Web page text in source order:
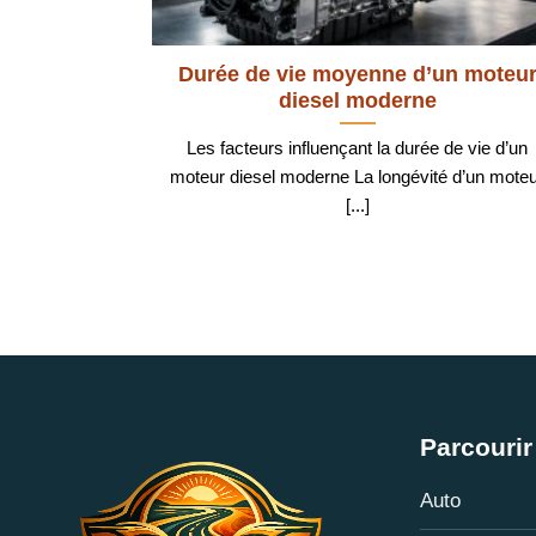
Durée de vie moyenne d’un moteur
diesel moderne
Les facteurs influençant la durée de vie d’un
moteur diesel moderne La longévité d’un
[...]
Auto